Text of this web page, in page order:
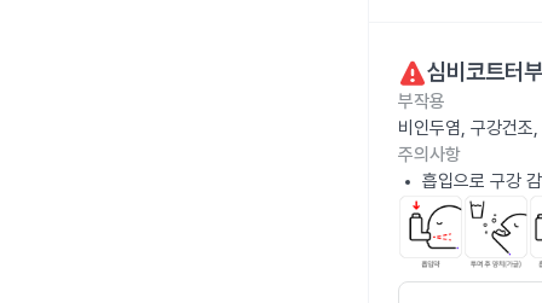
심비코트
부작용
비인두염, 구강건조
주의사항
흡입으로 구강